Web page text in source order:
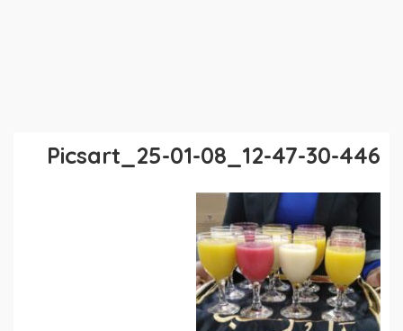
Picsart_25-01-08_12-47-30-446